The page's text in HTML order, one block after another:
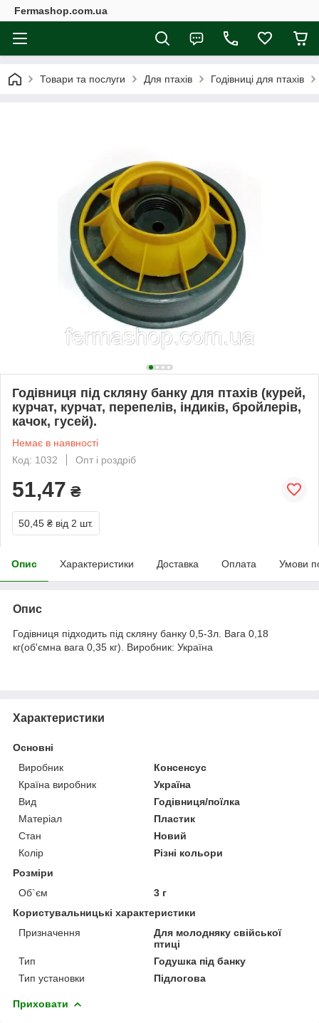
Fermashop.com.ua
Товари та послуги Для птахів Годівниці для птахів
Годівниця під скляну банку для птахів (курей,
курчат, курчат, перепелів, індиків, бройлерів,
качок, гусей).
Немає в наявності
Код: 1032
Опт і роздріб
51,47 ₴
50,45 ₴ від 2 шт.
Опис Характеристики Доставка Оплата Умови
Опис
Годівниця підходить під скляну банку 0,5-3л. Вага 0,18
кг(об'ємна вага 0,35 кг). Виробник: Україна
Характеристики
Основні
Виробник
Консенсус
Країна виробник
Україна
Вид
Годівниця/поїлка
Матеріал
Пластик
Стан
Новий
Колір
Різні кольори
Розміри
Об`єм
3 г
Користувальницькі характеристики
Призначення
Для молодняку свійської
птиці
Тип
Годушка під банку
Тип установки
Підлогова
Приховати